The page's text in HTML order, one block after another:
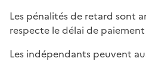
Les pénalités de retard sont
respecte le délai de
Les indépendants peuvent